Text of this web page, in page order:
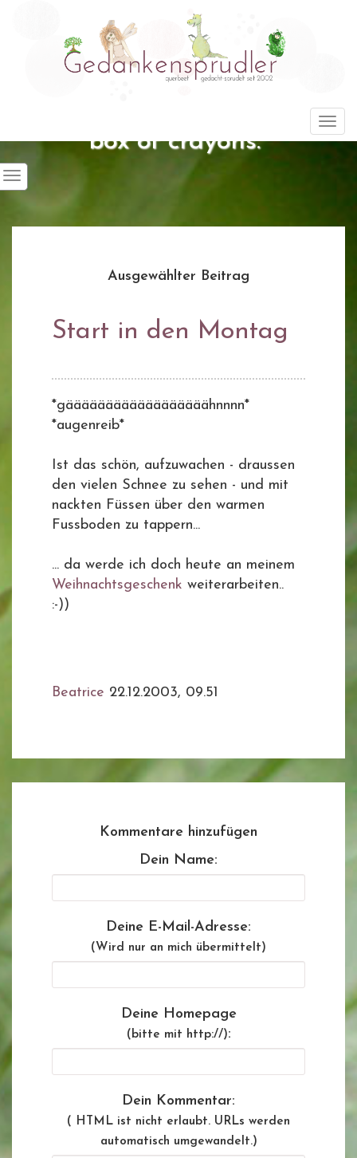
"Life is about using the whole
box of crayons."
Ausgewählter Beitrag
Start in den Montag
*gäääääääääääääääääähnnnn*
*augenreib*
Ist das schön, aufzuwachen - draussen
den vielen Schnee zu sehen - und mit
nackten Füssen über den warmen
Fussboden zu tappern...
... da werde ich doch heute an meinem
Weihnachtsgeschenk weiterarbeiten..
:-))
Beatrice 22.12.2003, 09.51
Kommentare hinzufügen
Dein Name:
Deine E-Mail-Adresse:
(Wird nur an mich übermittelt)
Deine Homepage
(bitte mit http://):
Dein Kommentar:
( HTML ist nicht erlaubt. URLs werden
automatisch umgewandelt.)